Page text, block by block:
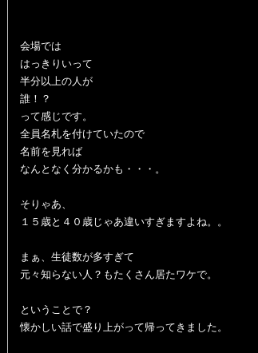
会場では
はっきりいって
半分以上の人が
誰！？
って感じです。
全員名札を付けていたので
名前を見れば
なんとなく分かるかも・・・。
そりゃあ、
１５歳と４０歳じゃあ違いすぎますよね。。
まぁ、生徒数が多すぎて
元々知らない人？もたくさん居たワケで。
ということで？
懐かしい話で盛り上がって帰ってきました。